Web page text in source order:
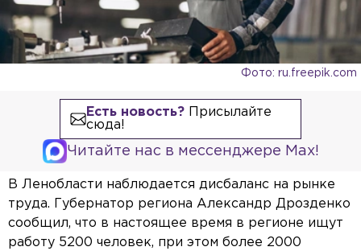
Фото: ru.freepik.com
Есть новость?Присылайте
сюда!
Читайте нас в мессенджере Max!
В Ленобласти наблюдается дисбаланс на рынке
труда. Губернатор региона Александр Дрозденко
сообщил, что в настоящее время в регионе ищут
работу 5200 человек, при этом более 2000